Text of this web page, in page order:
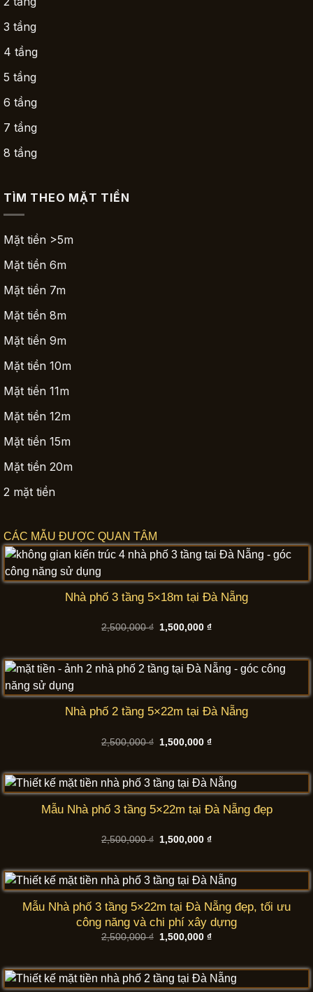
3 tầng
4 tầng
5 tầng
6 tầng
7 tầng
8 tầng
TÌM THEO MẶT TIỀN
Mặt tiền >5m
Mặt tiền 6m
Mặt tiền 7m
Mặt tiền 8m
Mặt tiền 9m
Mặt tiền 10m
Mặt tiền 11m
Mặt tiền 12m
Mặt tiền 15m
Mặt tiền 20m
2 mặt tiền
CÁC MẪU ĐƯỢC QUAN TÂM
Nhà phố 3 tầng 5×18m tại Đà Nẵng
2,500,000₫
Giá
1,500,000₫Giá
1,500,000 ₫.
Nhà phố 2 tầng 5×22m tại Đà Nẵng
2,500,000₫
Giá
gốc
1,500,000₫Giá
1,500,000 ₫.
Mẫu Nhà phố 3 tầng 5×22m tại Đà Nẵng đẹp
2,500,000₫
Giá
gốc
1,500,000₫Giá
1,500,000 ₫.
Mẫu Nhà phố 3 tầng 5×22m tại Đà Nẵng đẹp, tối ưu
công năng và chi phí xây dựng
2,500,000₫
Giá
1,500,000₫Giá
1,500,000 ₫.